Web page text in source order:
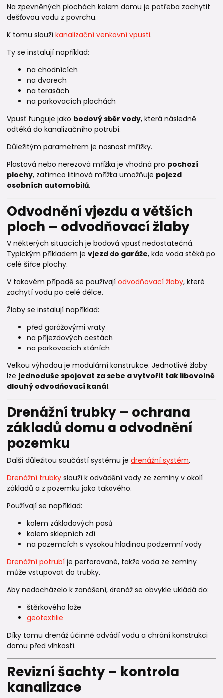
Na zpevněných plochách kolem domu je potřeba zachytit
dešťovou vodu z povrchu.
K tomu slouží kanalizační venkovní vpusti.
Ty se instalují například:
na chodnících
na dvorech
na terasách
na parkovacích plochách
Vpusť funguje jako bodový sběr vody, která následně
odtéká do kanalizačního potrubí.
Důležitým parametrem je nosnost mřížky.
Plastová nebo nerezová mřížka je vhodná pro pochozí
plochy, zatímco litinová mřížka umožňuje pojezd
osobních automobilů.
Odvodnění vjezdu a větších
ploch – odvodňovací žlaby
V některých situacích je bodová vpusť nedostatečná.
Typickým příkladem je vjezd do garáže, kde voda stéká po
celé šířce plochy.
V takovém případě se používají odvodňovací žlaby, které
zachytí vodu po celé délce.
Žlaby se instalují například:
před garážovými vraty
na příjezdových cestách
na parkovacích stáních
Velkou výhodou je modulární konstrukce. Jednotlivé žlaby
lze jednoduše spojovat za sebe a vytvořit tak libovolně
dlouhý odvodňovací kanál.
Drenážní trubky – ochrana
základů domu a odvodnění
pozemku
Další důležitou součástí systému je drenážní systém.
Drenážní trubky slouží k odvádění vody ze zeminy v okolí
základů a z pozemku jako takového.
Používají se například:
kolem základových pasů
kolem sklepních zdí
na pozemcích s vysokou hladinou podzemní vody
Drenážní potrubí je perforované, takže voda ze zeminy
může vstupovat do trubky.
Aby nedocházelo k zanášení, drenáž se obvykle ukládá do:
štěrkového lože
geotextilie
Díky tomu drenáž účinně odvádí vodu a chrání konstrukci
domu před vlhkostí.
Revizní šachty – kontrola
kanalizace